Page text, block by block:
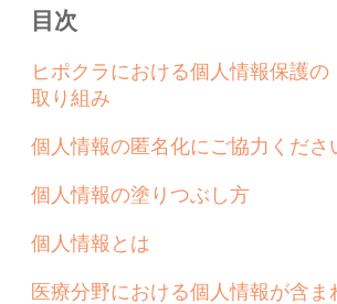
目次
ヒポクラにおける個人情報保護の
取り組み
個人情報の匿名化にご協力くださ
個人情報の塗りつぶし方
個人情報とは
医療分野における個人情報が含ま